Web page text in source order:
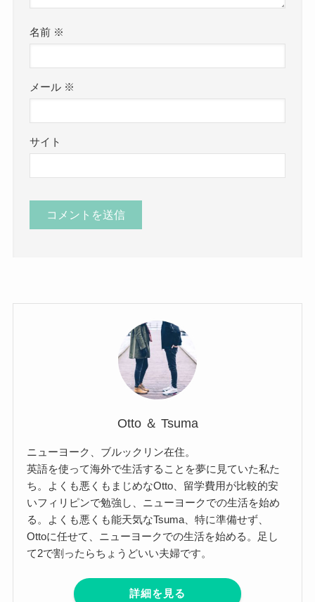
名前 ※
メール ※
サイト
Otto ＆ Tsuma
ニューヨーク、ブルックリン在住。
英語を使って海外で生活することを夢に見ていた私た
ち。よくも悪くもまじめなOtto、留学費用が比較的安
いフィリピンで勉強し、ニューヨークでの生活を始め
る。よくも悪くも能天気なTsuma、特に準備せず、
Ottoに任せて、ニューヨークでの生活を始める。足し
て2で割ったらちょうどいい夫婦です。
詳細を見る